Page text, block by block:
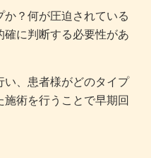
？何が圧迫されている
に判断する必要性があ
、患者様がどのタイプ
術を行うことで早期回